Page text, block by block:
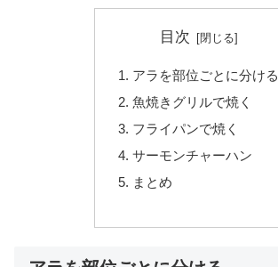
目次
アラを部位ごとに分ける
魚焼きグリルで焼く
フライパンで焼く
サーモンチャーハン
まとめ